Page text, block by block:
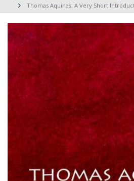
Thomas Aquinas: A Very Short